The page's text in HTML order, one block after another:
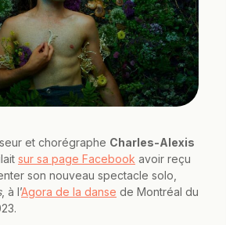
et chorégraphe Charles-Alexis
sur sa page Facebook avoir reçu
son nouveau spectacle solo,
, à l’Agora de la danse de Montréal du